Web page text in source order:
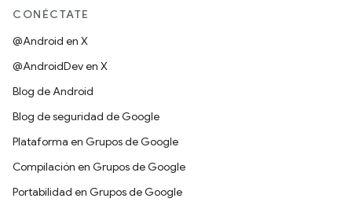
CONÉCTATE
@Android en X
@AndroidDev en X
Blog de Android
Blog de seguridad de Google
Plataforma en Grupos de Google
Compilación en Grupos de Google
Portabilidad en Grupos de Google